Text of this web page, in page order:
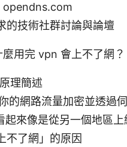
opendns.com
的技術社群討論與論壇
用完 vpn 會上不了網？
理簡述
的網路流量加密並透過
起來像是從另一個地區上
不了網」的原因